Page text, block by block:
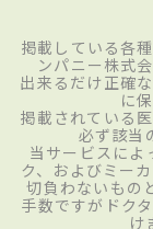
掲載している各
ンパニー株式
出来るだけ正確
に
掲載されている
必ず該当
当サービスによ
ク、およびミー
切負わないもの
手数ですがドク
け